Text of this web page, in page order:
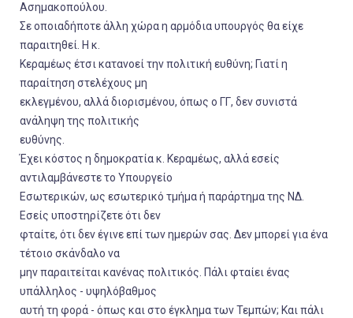
Ασημακοπούλου.
Σε οποιαδήποτε άλλη χώρα η αρμόδια υπουργός θα είχε
παραιτηθεί. Η κ.
Κεραμέως έτσι κατανοεί την πολιτική ευθύνη; Γιατί η
παραίτηση στελέχους μη
εκλεγμένου, αλλά διορισμένου, όπως ο ΓΓ, δεν συνιστά
ανάληψη της πολιτικής
ευθύνης.
Έχει κόστος η δημοκρατία κ. Κεραμέως, αλλά εσείς
αντιλαμβάνεστε το Υπουργείο
Εσωτερικών, ως εσωτερικό τμήμα ή παράρτημα της ΝΔ.
Εσείς υποστηρίζετε ότι δεν
φταίτε, ότι δεν έγινε επί των ημερών σας. Δεν μπορεί για ένα
τέτοιο σκάνδαλο να
μην παραιτείται κανένας πολιτικός. Πάλι φταίει ένας
υπάλληλος - υψηλόβαθμος
αυτή τη φορά - όπως και στο έγκλημα των Τεμπών; Και πάλι